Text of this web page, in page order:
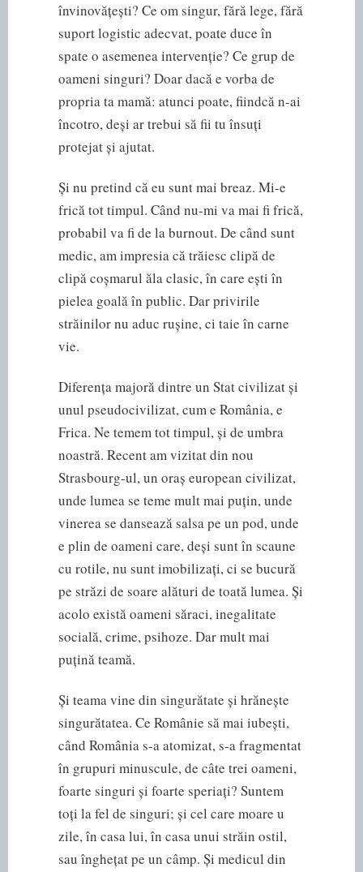
învinovățești? Ce om singur, fără lege, fără
suport logistic adecvat, poate duce în
spate o asemenea intervenție? Ce grup de
oameni singuri? Doar dacă e vorba de
propria ta mamă: atunci poate, fiindcă n-ai
încotro, deși ar trebui să fii tu însuți
protejat și ajutat.
Și nu pretind că eu sunt mai breaz. Mi-e
frică tot timpul. Când nu-mi va mai fi frică,
probabil va fi de la burnout. De când sunt
medic, am impresia că trăiesc clipă de
clipă coșmarul ăla clasic, în care ești în
pielea goală în public. Dar privirile
străinilor nu aduc rușine, ci taie în carne
vie.
Diferența majoră dintre un Stat civilizat și
unul pseudocivilizat, cum e România, e
Frica. Ne temem tot timpul, și de umbra
noastră. Recent am vizitat din nou
Strasbourg-ul, un oraș european civilizat,
unde lumea se teme mult mai puțin, unde
vinerea se dansează salsa pe un pod, unde
e plin de oameni care, deși sunt în scaune
cu rotile, nu sunt imobilizați, ci se bucură
pe străzi de soare alături de toată lumea. Și
acolo există oameni săraci, inegalitate
socială, crime, psihoze. Dar mult mai
puțină teamă.
Și teama vine din singurătate și hrănește
singurătatea. Ce Românie să mai iubești,
când România s-a atomizat, s-a fragmentat
în grupuri minuscule, de câte trei oameni,
foarte singuri și foarte speriați? Suntem
toți la fel de singuri; și cel care moare u
zile, în casa lui, în casa unui străin ostil,
sau înghețat pe un câmp. Și medicul din